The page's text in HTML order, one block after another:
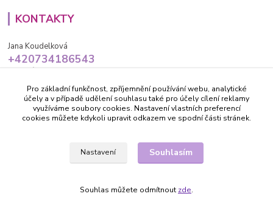
KONTAKTY
Jana Koudelková
+420734186543
info@decida.cz
Pro základní funkčnost, zpříjemnění používání webu, analytické
účely a v případě udělení souhlasu také pro účely cílení reklamy
využíváme soubory cookies. Nastavení vlastních preferencí
cookies můžete kdykoli upravit odkazem ve spodní části stránek.
Nastavení Souhlasím
Souhlas můžete odmítnout zde.